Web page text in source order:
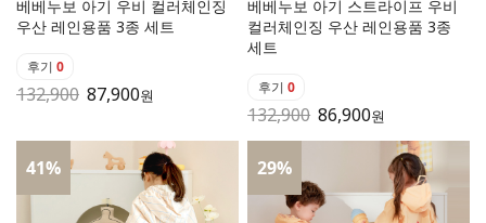
베베누보 아기 우비 컬러체인징
우산 레인용품 3종 세트
후기 0
132,900 87,900원
베베누보 아기 스트라이프 우비
컬러체인징 우산 레인용품 3종
세트
후기 0
132,900 86,900원
41% 29%